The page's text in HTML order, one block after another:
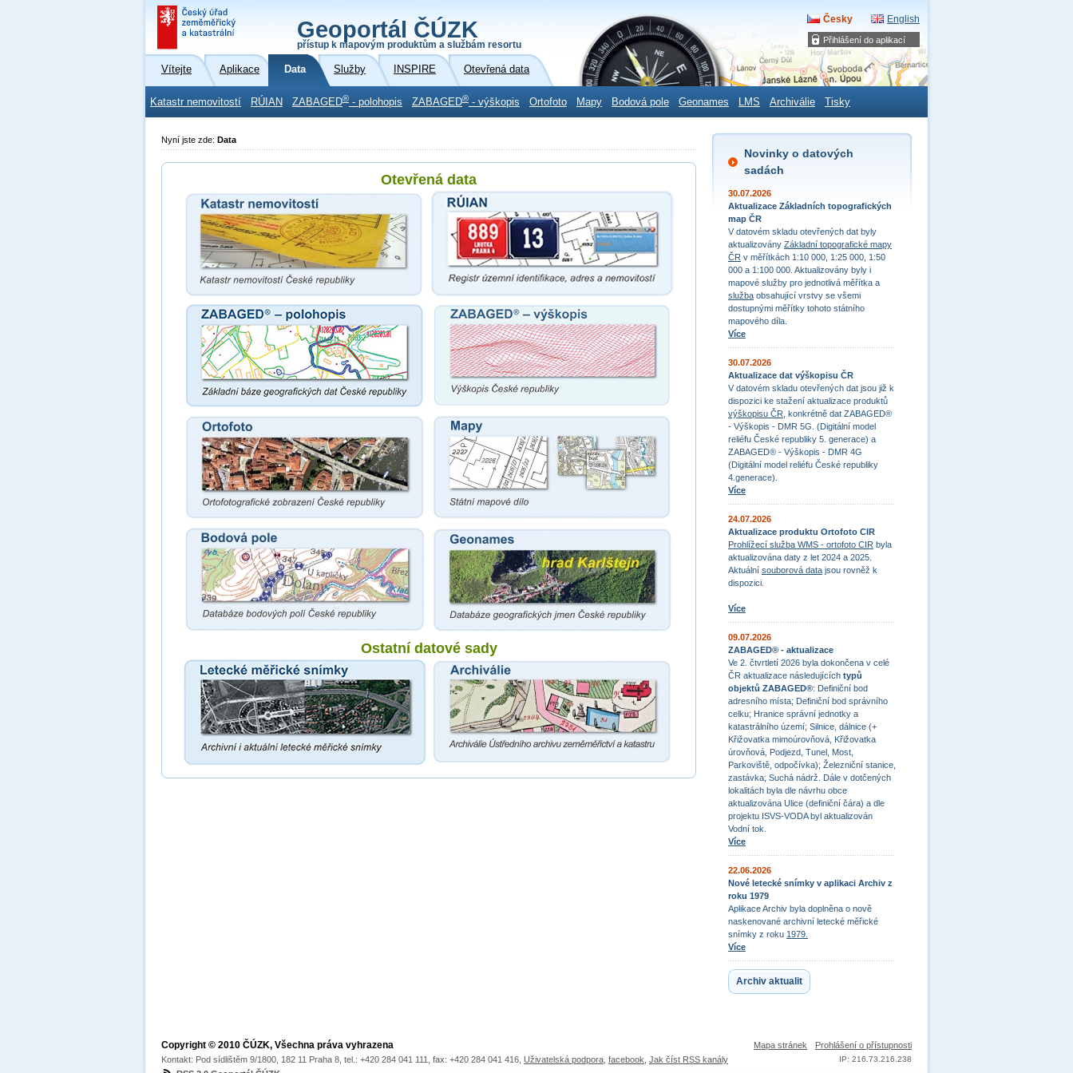
Přihlášení do aplikací
Geoportál ČÚZK
přístup k mapovým produktům a službám resortu
Česky English
Vítejte Aplikace Data Služby INSPIRE Otevřená data
Katastr nemovitostí RÚIAN ZABAGED® - polohopis ZABAGED® - výškopis Ortofoto Mapy Bodová pole Geonames LMS Archiválie Tisky
Novinky o datových
sadách
30.07.2026
Aktualizace Základních topografických
map ČR
V datovém skladu otevřených dat byly
aktualizovány Základní topografické mapy
ČR v měřítkách 1:10 000, 1:25 000, 1:50
000 a 1:100 000. Aktualizovány byly i
mapové služby pro jednotlivá měřítka a
služba obsahující vrstvy se všemi
dostupnými měřítky tohoto státního
mapového díla.
Více
30.07.2026
Aktualizace dat výškopisu ČR
V datovém skladu otevřených dat jsou již k
dispozici ke stažení aktualizace produktů
výškopisu ČR , konkrétně dat ZABAGED®
- Výškopis - DMR 5G. (Digitální model
reliéfu České republiky 5. generace) a
ZABAGED® - Výškopis - DMR 4G
(Digitální model reliéfu České republiky
4.generace).
Více
24.07.2026
Aktualizace produktu Ortofoto CIR
Prohlížecí služba WMS - ortofoto CIR byla
aktualizována daty z let 2024 a 2025.
Aktuální souborová data jsou rovněž k
dispozici.
Více
09.07.2026
ZABAGED® - aktualizace
Ve 2. čtvrtletí 2026 byla dokončena v celé
ČR aktualizace následujících typů
objektů ZABAGED®: Definiční bod
adresního místa; Definiční bod správního
celku; Hranice správní jednotky a
katastrálního území; Silnice, dálnice (+
Křižovatka mimoúrovňová, Křižovatka
úrovňová, Podjezd, Tunel, Most,
Parkoviště, odpočívka); Železniční stanice,
zastávka; Suchá nádrž. Dále v dotčených
lokalitách byla dle návrhu obce
aktualizována Ulice (definiční čára) a dle
projektu ISVS-VODA byl aktualizován
Vodní tok.
Více
22.06.2026
Nové letecké snímky v aplikaci Archiv z
roku 1979
Aplikace Archiv byla doplněna o nově
naskenované archivní letecké měřické
snímky z roku 1979.
Více
Archiv aktualit
Nyní jste zde: Data
Otevřená data
Ostatní datové sady
Mapa stránek Prohlášení o přístupnosti
IP: 216.73.216.238
Copyright © 2010 ČÚZK, Všechna práva vyhrazena
Kontakt: Pod sídlištěm 9/1800, 182 11 Praha 8, tel.: +420 284 041 111, fax: +420 284 041 416, Uživatelská podpora facebook Jak číst RSS kanály